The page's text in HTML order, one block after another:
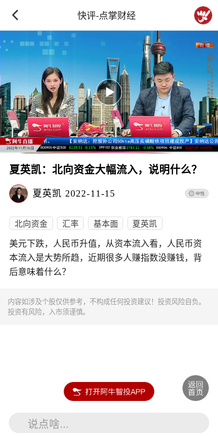
快评-点掌财经
夏英凯：北向资金大幅流入，说明什么？
夏英凯 2022-11-15
北向资金 汇率 基本面 夏英凯
美元下跌，人民币升值，从资本流入看，人民币资
本流入是大势所趋，近期很多人赚指数没赚钱，背
后意味着什么？
内容如涉及个股仅供参考，不构成任何投资建议！投资风险自负。
投资有风险，入市须谨慎。
说点啥...